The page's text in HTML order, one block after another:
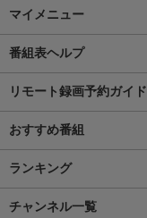
マイメニュー
番組表ヘルプ
リモート録画予約ガイド
おすすめ番組
ランキング
チャンネル一覧